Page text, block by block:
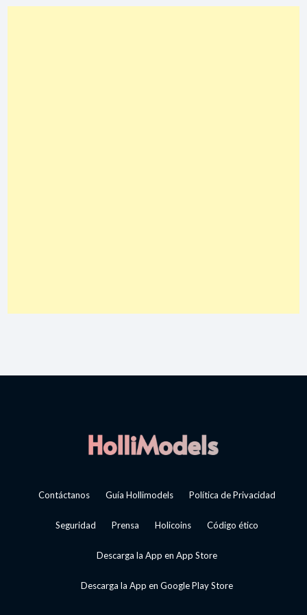
Contáctanos Guía Hollimodels Política de Privacidad
Seguridad Prensa Holicoins Código ético
Descarga la App en App Store
Descarga la App en Google Play Store